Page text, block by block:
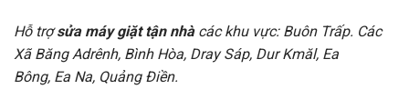
Hỗ trợsửa máy giặt tận nhàcác khu vực: Buôn Trấp. Các
Xã Băng Adrênh, Bình Hòa, Dray Sáp, Dur Kmăl, Ea
Bông, Ea Na, Quảng Điền.